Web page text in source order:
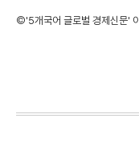
©'5개국어 글로벌 경제신문'